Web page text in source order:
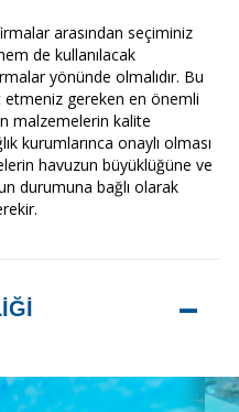
arasından seçiminiz
de kullanılacak
yönünde olmalıdır. Bu
etmeniz gereken en önemli
malzemelerin kalite
kurumlarınca onaylı olması
havuzun büyüklüğüne ve
durumuna bağlı olarak
–